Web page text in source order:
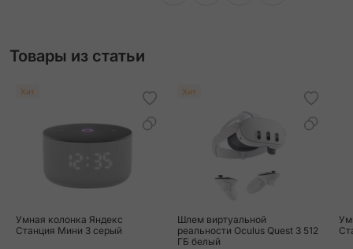
Товары из статьи
Хит
Умная колонка Яндекс
Станция Мини 3 серый
Хит
Шлем виртуальной
реальности Oculus Quest 3 512
ГБ белый